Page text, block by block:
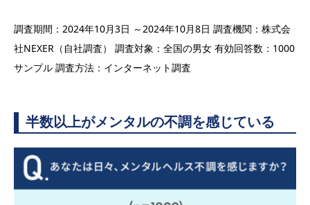
調査期間：2024年10月3日 ～2024年10月8日 調査機関：株式会
社NEXER（自社調査） 調査対象：全国の男女 有効回答数：1000
サンプル 調査方法：インターネット調査
半数以上がメンタルの不調を感じている